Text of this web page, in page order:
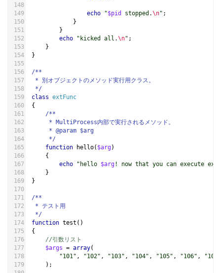
echo "$pid stopped.\n" ;
}
}
echo
"kicked all.\n" ;
}
}
/**
* 別オブジェクトのメソッド実行用クラス。
*/
class extFunc
{
/**
     * MultiProcess内部で実行されるメソッド。
     * @param $arg
     */
function
hello( $arg)
{
echo
"hello $arg ! now that you can execute
}
}
/**
* テスト用
*/
function test ()
{
//引数リスト
$args = array(
"101" , "102" , "103" , "104" , "105" , "106" ,
"107"
);